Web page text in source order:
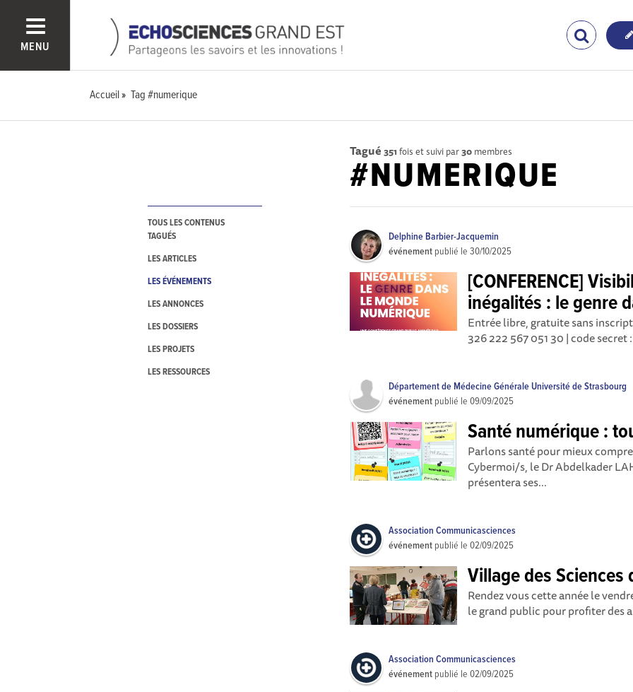
MENU
Accueil Tag #numerique
TOUS LES CONTENUS
TAGUÉS
LES ARTICLES
LES ÉVÉNEMENTS
LES ANNONCES
LES DOSSIERS
LES PROJETS
LES RESSOURCES
Tagué 351 fois et suivi par30 membres
#NUMERIQUE
Delphine Barbier-Jacquemin
événement publié le30/10/2025
[CONFERENCE]
inégalités : le genre
Entrée libre, gratuite sans
326 222 567 051 30 | code secret
Département de Médecine Générale Université de Strasbourg
événement publié le09/09/2025
Santé numérique :
Parlons santé pour mieux
Cybermoi/s, le Dr Abdelkader
présentera ses...
Association Communicasciences
événement publié le02/09/2025
Village des Sciences
Rendez vous cette année le
le grand public pour profiter des
Association Communicasciences
événement publié le02/09/2025